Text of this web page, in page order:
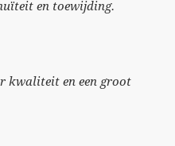
en toewijding.
kwaliteit en een groot